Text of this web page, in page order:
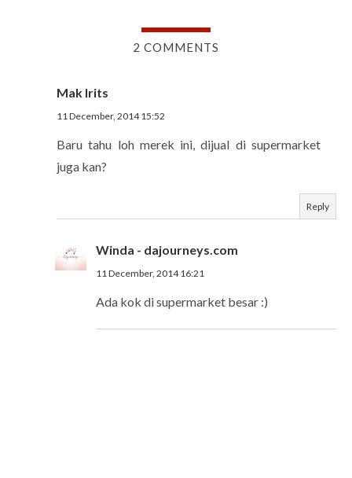
2 COMMENTS
Mak Irits
11 December, 2014 15:52
Baru tahu loh merek ini, dijual di supermarket
juga kan?
Reply
Winda - dajourneys.com
11 December, 2014 16:21
Ada kok di supermarket besar :)